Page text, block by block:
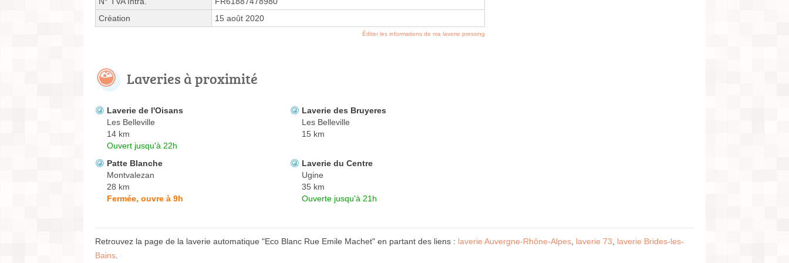
Création
15 août 2020
Éditer les informations de ma laverie pressing
Laveries à proximité
Laverie de l'Oisans
Les Belleville
14 km
Ouvert jusqu'à 22h
Laverie des Bruyeres
Les Belleville
15 km
Patte Blanche
Montvalezan
28 km
Fermée, ouvre à 9h
Laverie du Centre
Ugine
35 km
Ouverte jusqu'à 21h
Retrouvez la page de la laverie automatique "Eco Blanc Rue Emile Machet" en partant des liens : laverie Auvergne-Rhône-Alpes, laverie 73, laverie Brides-les-
Bains.